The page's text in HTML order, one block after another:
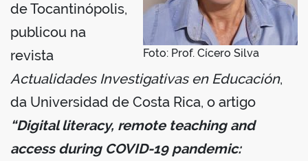
Foto: Prof. Cícero Silva
de Tocantinópolis,
publicou na
revista
Actualidades Investigativas en Educación,
da Universidad de Costa Rica, o artigo
“Digital literacy, remote teaching and
access during COVID-19 pandemic: